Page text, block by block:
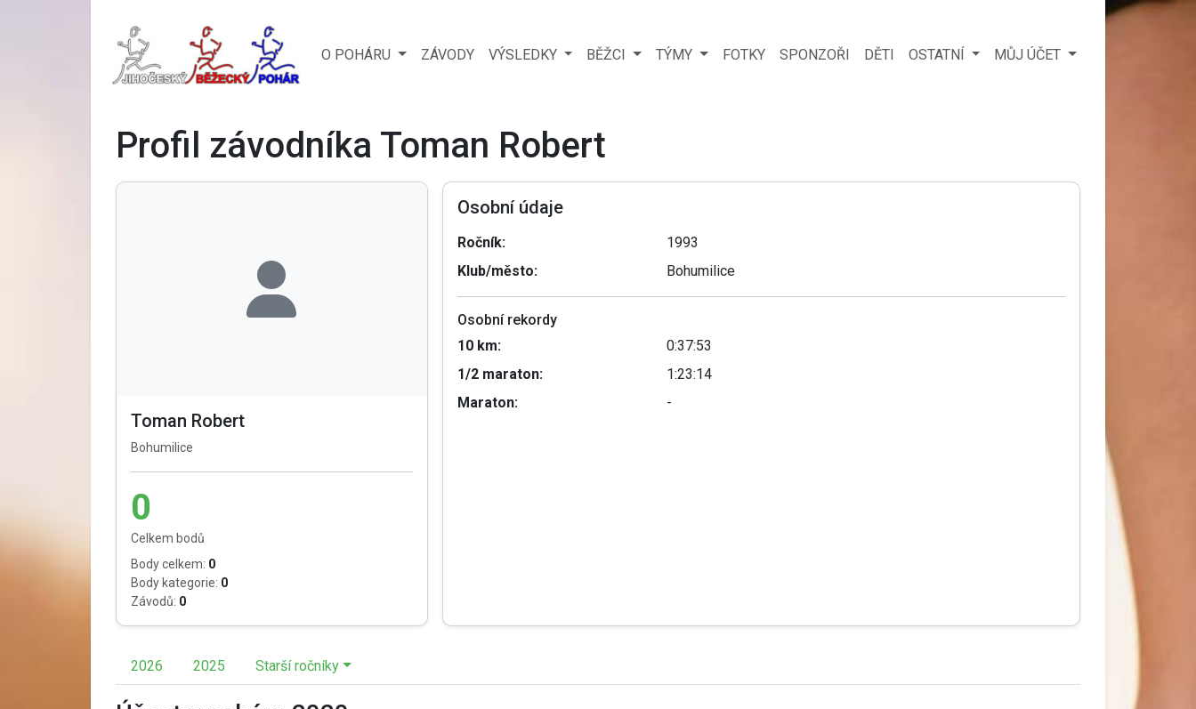
O POHÁRU ZÁVODY VÝSLEDKY BĚŽCI TÝMY FOTKY SPONZOŘI DĚTI OSTATNÍ MŮJ ÚČET
Profil závodníka Toman Robert
Toman Robert
Bohumilice
0
Celkem bodů
Body celkem: 0
Body kategorie: 0
Závodů: 0
Osobní údaje
Ročník:
1993
Klub/město:
Bohumilice
Osobní rekordy
10 km:
0:37:53
1/2 maraton:
1:23:14
Maraton:
-
2026 2025 Starší ročníky